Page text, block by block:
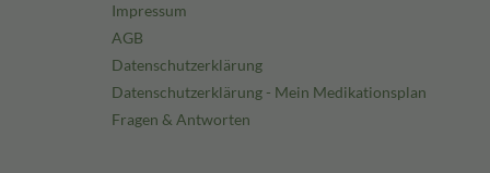
Impressum
AGB
Datenschutzerklärung
Datenschutzerklärung - Mein Medikationsplan
Fragen & Antworten